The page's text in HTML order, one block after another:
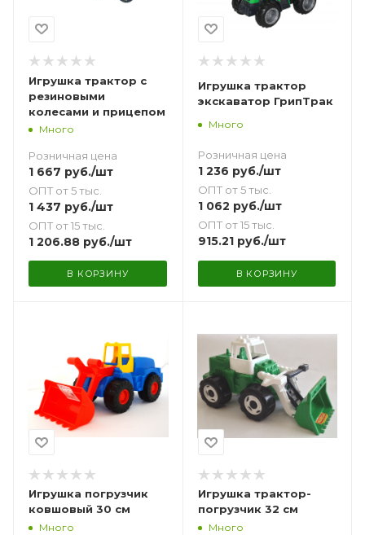
Игрушка трактор с
резиновыми
колесами и прицепом
Много
Розничная цена
1 667 руб./шт
ОПТ от 5 тыс.
1 437 руб./шт
ОПТ от 15 тыс.
1 206.88 руб./шт
В КОРЗИНУ
Игрушка трактор
экскаватор ГрипТрак
Много
Розничная цена
1 236 руб./шт
ОПТ от 5 тыс.
1 062 руб./шт
ОПТ от 15 тыс.
915.21руб./шт
В КОРЗИНУ
Игрушка погрузчик
ковшовый 30 см
Много
Игрушка трактор-
погрузчик 32 см
Много